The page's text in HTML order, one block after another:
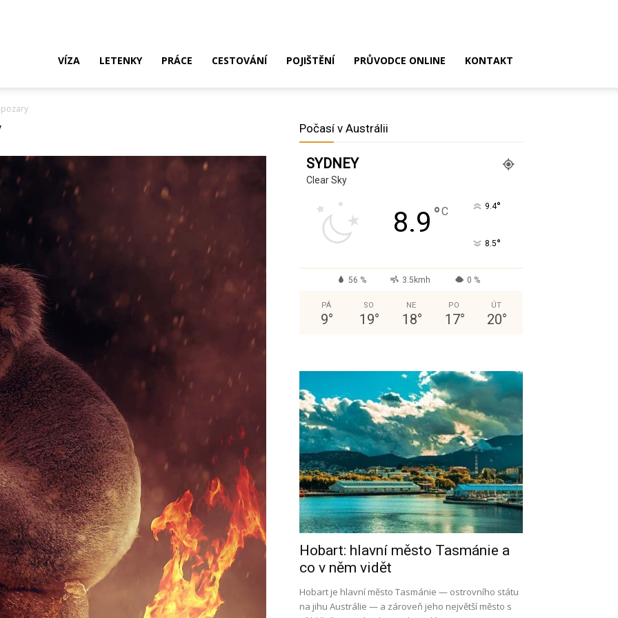
VÍZA LETENKY PRÁCE CESTOVÁNÍ POJIŠTĚNÍ PRŮVODCE ONLINE KONTAKT
Počasí v Austrálii
SYDNEY
Clear Sky
8.9 °C 9.4°
8.5°
56 % 3.5kmh 0 %
PÁ
9°
SO
19°
NE
18°
PO
17°
ÚT
20°
Hobart: hlavní město Tasmánie a
co v něm vidět
Hobart je hlavní město Tasmánie — ostrovního státu
na jihu Austrálie — a zároveň jeho největší město s